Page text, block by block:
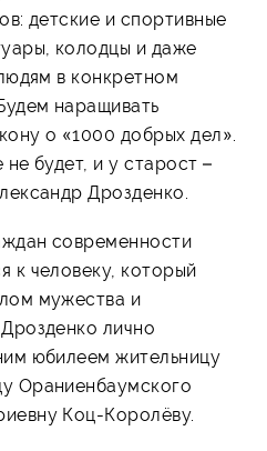
детские и спортивные
колодцы и даже
в конкретном
наращивать
о «1000 добрых дел».
будет, и у старост –
Дрозденко.
современности
к человеку, который
мужества и
лично
юбилеем жительницу
Ораниенбаумского
Коц-Королёву.